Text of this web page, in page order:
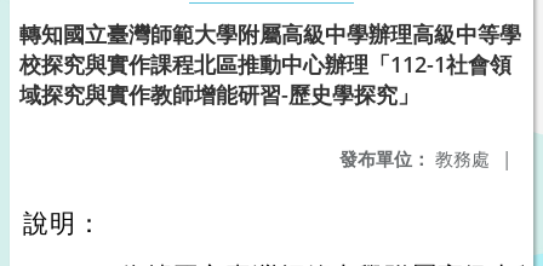
轉知國立臺灣師範大學附屬高級中學辦理高級中等學
校探究與實作課程北區推動中心辦理「112-1社會領
域探究與實作教師增能研習-歷史學探究」
發布單位： 教務處 |
說明：